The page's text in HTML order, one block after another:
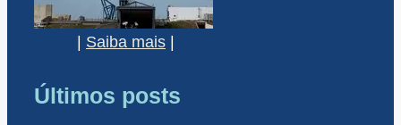
| Saiba mais |
Últimos posts